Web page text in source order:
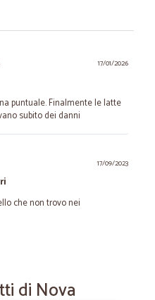
17/01/2026
puntuale. Finalmente le latte
subito dei danni
17/09/2023
che non trovo nei
di Nova